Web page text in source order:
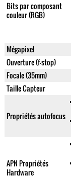
Bits par composant
couleur (RGB)
Mégapixel
Ouverture (f-stop)
Focale (35mm)
Taille Capteur
Propriétés autofocus
APN Propriétés
Hardware